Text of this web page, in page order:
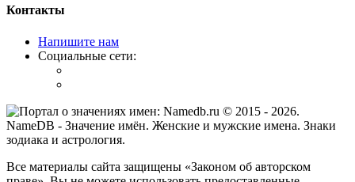
Контакты
Напишите нам
Социальные сети:
© 2015 - 2026.
NameDB - Значение имён. Женские и мужские имена. Знаки
зодиака и астрология.
Все материалы сайта защищены «Законом об авторском